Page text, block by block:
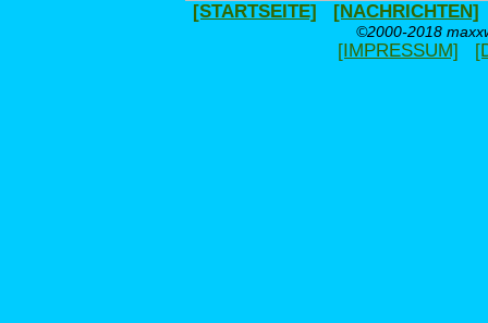
[STARTSEITE] [NACHRICHTEN]
©2000-2018
[IMPRESSUM]